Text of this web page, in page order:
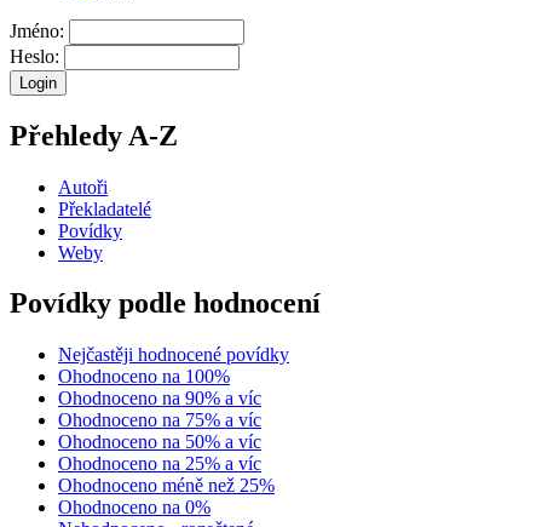
Jméno:
Heslo:
Přehledy A-Z
Autoři
Překladatelé
Povídky
Weby
Povídky podle hodnocení
Nejčastěji hodnocené povídky
Ohodnoceno na 100%
Ohodnoceno na 90% a víc
Ohodnoceno na 75% a víc
Ohodnoceno na 50% a víc
Ohodnoceno na 25% a víc
Ohodnoceno méně než 25%
Ohodnoceno na 0%